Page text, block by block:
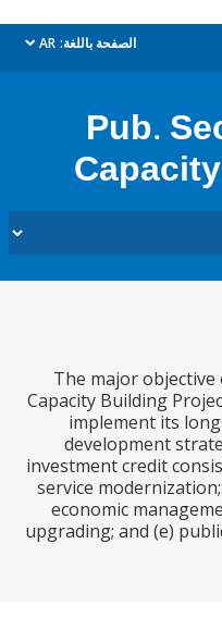
الصفحة باللغة: AR
dropdown
The major
Capacity
implement
investment
service
economic
upgrading; and